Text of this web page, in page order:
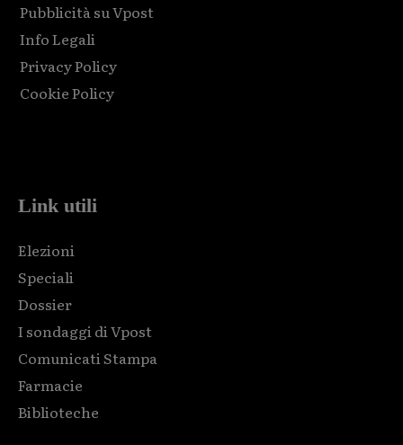
Pubblicità su Vpost
Info Legali
Privacy Policy
Cookie Policy
Link utili
Elezioni
Speciali
Dossier
I sondaggi di Vpost
Comunicati Stampa
Farmacie
Biblioteche